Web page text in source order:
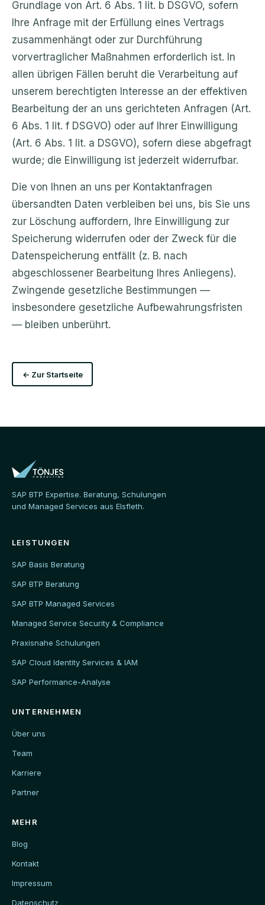
Grundlage von Art. 6 Abs. 1 lit. b DSGVO, sofern
Ihre Anfrage mit der Erfüllung eines Vertrags
zusammenhängt oder zur Durchführung
vorvertraglicher Maßnahmen erforderlich ist. In
allen übrigen Fällen beruht die Verarbeitung auf
unserem berechtigten Interesse an der effektiven
Bearbeitung der an uns gerichteten Anfragen (Art.
6 Abs. 1 lit. f DSGVO) oder auf Ihrer Einwilligung
(Art. 6 Abs. 1 lit. a DSGVO), sofern diese abgefragt
wurde; die Einwilligung ist jederzeit widerrufbar.
Die von Ihnen an uns per Kontaktanfragen
übersandten Daten verbleiben bei uns, bis Sie uns
zur Löschung auffordern, Ihre Einwilligung zur
Speicherung widerrufen oder der Zweck für die
Datenspeicherung entfällt (z. B. nach
abgeschlossener Bearbeitung Ihres Anliegens).
Zwingende gesetzliche Bestimmungen —
insbesondere gesetzliche Aufbewahrungsfristen
— bleiben unberührt.
← Zur Startseite
SAP BTP Expertise. Beratung, Schulungen
und Managed Services aus Elsfleth.
LEISTUNGEN
SAP Basis Beratung
SAP BTP Beratung
SAP BTP Managed Services
Managed Service Security & Compliance
Praxisnahe Schulungen
SAP Cloud Identity Services & IAM
SAP Performance-Analyse
UNTERNEHMEN
Über uns
Team
Karriere
Partner
MEHR
Blog
Kontakt
Impressum
Datenschutz